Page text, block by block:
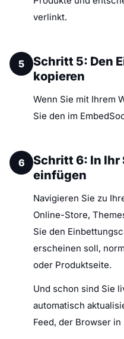
verlinkt.
5
Schritt 5: Den
kopieren
Wenn Sie mit Ihrem
Sie den im
6
Schritt 6: In Ihr
einfügen
Navigieren Sie zu
Online-Store,
Sie den
erscheinen soll,
oder Produktseite.
Und schon sind Sie
automatisch
Feed, der Browser